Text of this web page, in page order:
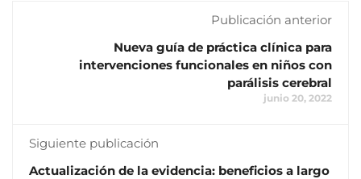
Publicación anterior
Nueva guía de práctica clínica para
intervenciones funcionales en niños con
parálisis cerebral
junio 20, 2022
Siguiente publicación
Actualización de la evidencia: beneficios a largo